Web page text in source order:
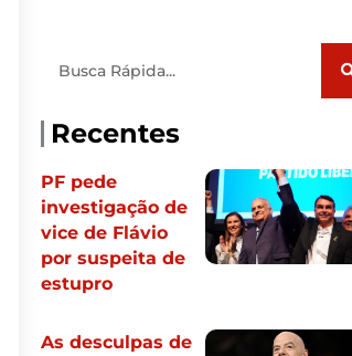
Recentes
PF pede
investigação de
vice de Flávio
por suspeita de
estupro
As desculpas de